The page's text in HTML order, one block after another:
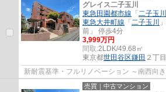
グレイス二子玉川
東急田園都市線 「 二子玉川
東急大井町線 「 二子玉川
前」 停歩4分
3,999万円
間取:2LDK/49.68㎡
東京都世田谷区鎌田 ２丁目
新耐震基準・フルリノベーション ～南西向
売買｜中古マンション